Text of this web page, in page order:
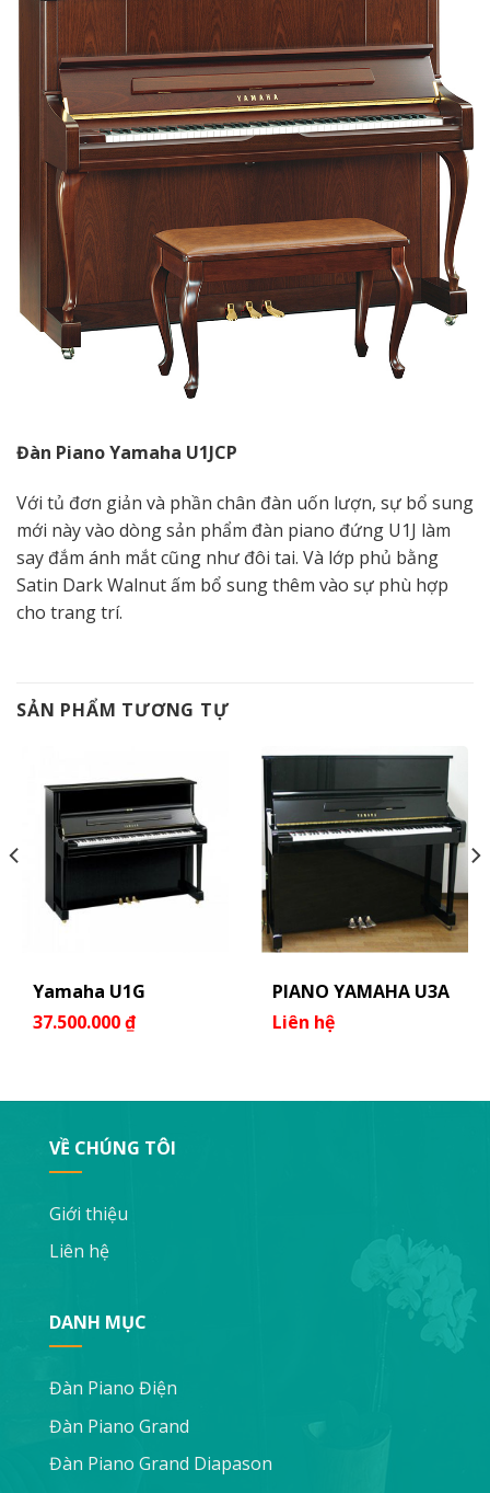
Đàn Piano Yamaha U1JCP
Với tủ đơn giản và phần chân đàn uốn lượn, sự bổ sung
mới này vào dòng sản phẩm đàn piano đứng U1J làm
say đắm ánh mắt cũng như đôi tai. Và lớp phủ bằng
Satin Dark Walnut ấm bổ sung thêm vào sự phù hợp
cho trang trí.
SẢN PHẨM TƯƠNG TỰ
Yamaha U1G
37.500.000₫
PIANO YAMAHA U3A
Liên hệ
VỀ CHÚNG TÔI
Giới thiệu
Liên hệ
DANH MỤC
Đàn Piano Điện
Đàn Piano Grand
Đàn Piano Grand Diapason